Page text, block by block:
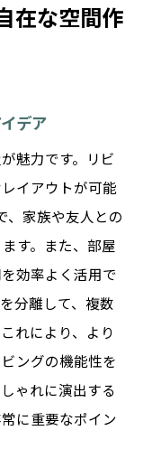
在な空間作
デア
魅力です。リビ
イアウトが可能
、家族や友人との
す。また、部屋
効率よく活用で
分離して、複数
れにより、より
ングの機能性を
ゃれに演出する
に重要なポイン